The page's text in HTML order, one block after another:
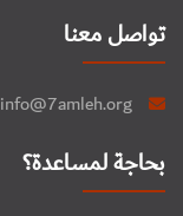
تواصل معنا
info@7amleh.org
بحاجة لمساعدة؟